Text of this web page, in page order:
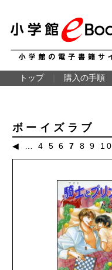
トップ 購入の手順
ボーイズラブ
◀ …4 5 6 7 8 9 10